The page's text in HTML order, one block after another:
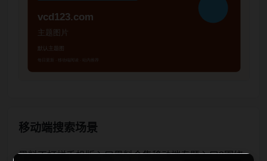
移动端搜索场景
黑料不打烊手机版入口黑料合集移动端专题入口3围绕